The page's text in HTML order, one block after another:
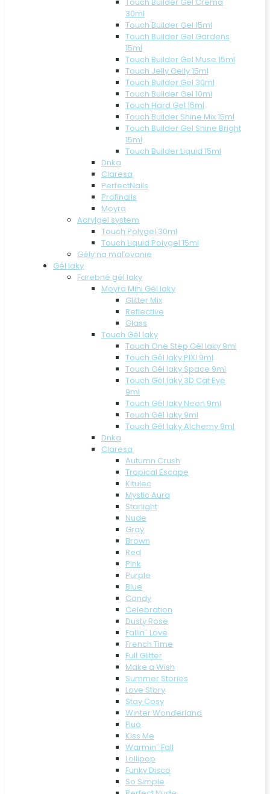
30ml
Touch Builder Gel 15ml
Touch Builder Gel Gardens
15ml
Touch Builder Gel Muse 15ml
Touch Jelly Gelly 15ml
Touch Builder Gel 30ml
Touch Builder Gel 10ml
Touch Hard Gel 15ml
Touch Builder Shine Mix 15ml
Touch Builder Gel Shine Bright
15ml
Touch Builder Liquid 15ml
Dnka
Claresa
PerfectNails
Profinails
Moyra
Acrylgel system
Touch Polygel 30ml
Touch Liquid Polygel 15ml
Gély na maľovanie
Gél laky
Farebné gél laky
Moyra Mini Gél laky
Glitter Mix
Reflective
Glass
Touch Gél laky
Touch One Step Gél laky 9ml
Touch Gél laky PIXI 9ml
Touch Gél laky Space 9ml
Touch Gél laky 3D Cat Eye
9ml
Touch Gél laky Neon 9ml
Touch Gél laky 9ml
Touch Gél laky Alchemy 9ml
Dnka
Claresa
Autumn Crush
Tropical Escape
Kitulec
Mystic Aura
Starlight
Nude
Gray
Brown
Red
Pink
Purple
Blue
Candy
Celebration
Dusty Rose
Fallin´ Love
French Time
Full Glitter
Make a Wish
Summer Stories
Love Story
Stay Cosy
Winter Wonderland
Fluo
Kiss Me
Warmin´ Fall
Lollipop
Funky Disco
So Simple